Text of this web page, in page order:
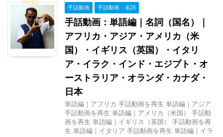
手話動画 手話動画：名詞
手話動画：単語編｜名詞（国名）｜
アフリカ・アジア・アメリカ（米
国）・イギリス（英国）・イタリ
ア・イラク・インド・エジプト・オ
ーストラリア・オランダ・カナダ・
日本
単語編｜アフリカ 手話動画を再生 単語編｜アジア
手話動画を再生 単語編｜アメリカ（米国） 手話動
画を再生 単語編｜イギリス（英国） 手話動画を再
生 単語編｜イタリア 手話動画を再生 単語編｜イラ